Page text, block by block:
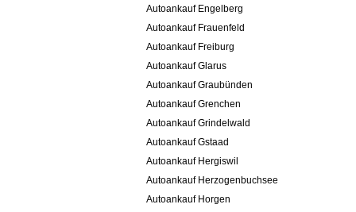
Autoankauf Engelberg
Autoankauf Frauenfeld
Autoankauf Freiburg
Autoankauf Glarus
Autoankauf Graubünden
Autoankauf Grenchen
Autoankauf Grindelwald
Autoankauf Gstaad
Autoankauf Hergiswil
Autoankauf Herzogenbuchsee
Autoankauf Horgen